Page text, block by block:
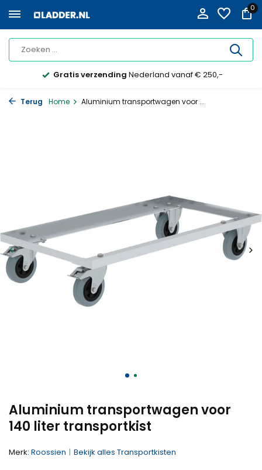
0
Gratis verzending Nederland vanaf € 250,-
Terug Home Aluminium transportwagen voor ...
Aluminium transportwagen voor
140 liter transportkist
Merk: Roossien Bekijk alles Transportkisten